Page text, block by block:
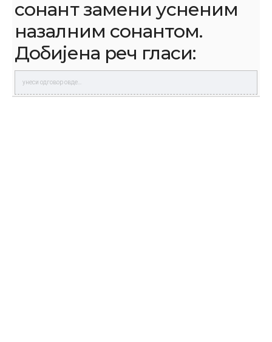
сонант замени усненим
назалним сонантом.
Добијена реч гласи: